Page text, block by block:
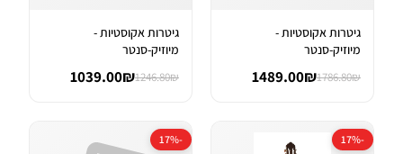
גיטרות אקוסטיות -
מיוזיק-סנטר
1786.80₪
1489.00₪
גיטרות אקוסטיות -
מיוזיק-סנטר
1246.80₪
1039.00₪
-17%
-17%